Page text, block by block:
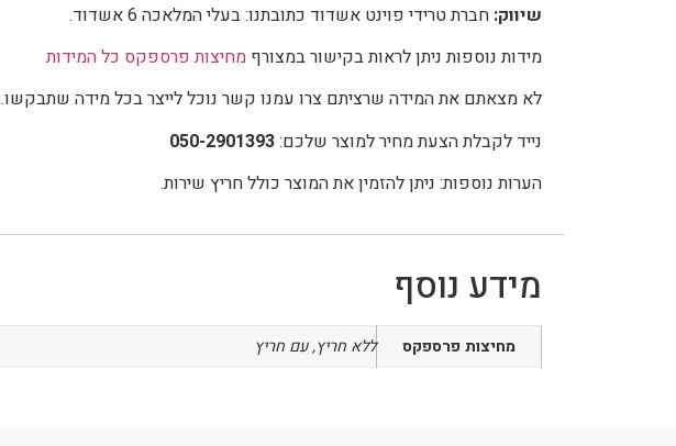
שיווק: חברת טרידי פוינט אשדוד כתובתנו: בעלי המלאכה 6 אשדוד.
מידות נוספות ניתן לראות בקישור במצורף מחיצות פרספקס כל המידות
לא מצאתם את המידה שרציתם צרו עמנו קשר נוכל לייצר בכל מידה שתבקשו.
נייד לקבלת הצעת מחיר למוצר שלכם:050-2901393
הערות נוספות: ניתן להזמין את המוצר כולל חריץ שירות.
מידע נוסף
מחיצות פרספקס ללא חריץ, עם חריץ